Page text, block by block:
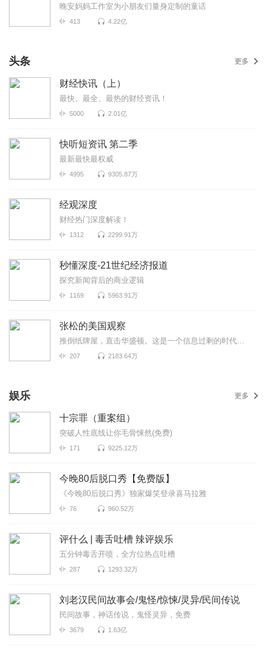
晚安妈妈工作室为小朋友们量身定制的童话
413 4.22亿
头条 更多
财经快讯（上）
最快、最全、最热的财经资讯！
5000 2.01亿
快听短资讯 第二季
最新最快最权威
4995 9305.87万
经观深度
财经热门深度解读！
1312 2299.91万
秒懂深度-21世纪经济报道
探究新闻背后的商业逻辑
1169 5963.91万
张松的美国观察
推倒纸牌屋，直击华盛顿。这是一个信息过剩的时代，也是一个真相迷离的时代。美国既是中国发展最重要的...
207 2183.64万
娱乐 更多
十宗罪（重案组）
突破人性底线让你毛骨悚然(免费)
171 9225.12万
今晚80后脱口秀【免费版】
《今晚80后脱口秀》独家爆笑登录喜马拉雅
76 960.52万
评什么 | 毒舌吐槽 辣评娱乐
五分钟毒舌开喷，全方位热点吐槽
287 1293.32万
刘老汉民间故事会/鬼怪/惊悚/灵异/民间传说
民间故事，神话传说，鬼怪灵异，免费
3679 1.63亿